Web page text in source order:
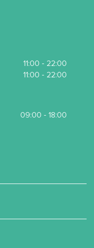
11:00 - 22:00
11:00 - 22:00
09:00 - 18:00